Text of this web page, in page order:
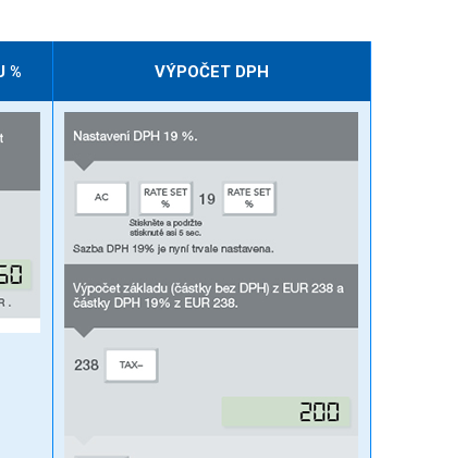
% VÝPOČET DPH